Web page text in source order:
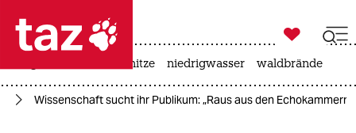
 taz zahl ich
taz zahl ich

taz zahl ich
hitze niedrigwasser waldbrände
Wissenschaft sucht ihr Publikum: „Raus aus den Echokammern“